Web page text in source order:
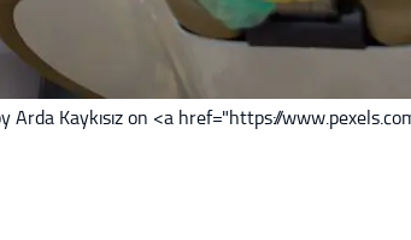
Arda Kaykısız on <a href="https://